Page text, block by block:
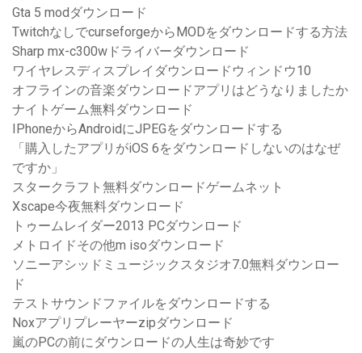
Gta 5 modダウンロード
TwitchなしでcurseforgeからMODをダウンロードする方法
Sharp mx-c300wドライバーダウンロード
ワイヤレスディスプレイダウンロードウィンドウ10
オフラインの音楽ダウンロードアプリはどうなりましたか
ナイトゲーム無料ダウンロード
IPhoneからAndroidにJPEGをダウンロードする
「購入したアプリがiOS 6をダウンロードしないのはなぜ
ですか」
スタークラフト無料ダウンロードゲームネット
Xscape今夜無料ダウンロード
トゥームレイダー2013 PCダウンロード
メトロイドその他m isoダウンロード
ソニーアシッドミュージックスタジオ7.0無料ダウンロー
ド
テストサウンドファイルをダウンロードする
Noxアプリプレーヤーzipダウンロード
嵐のPCの前にダウンロードの人生は奇妙です